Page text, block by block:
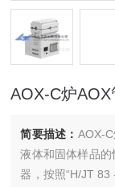
AOX-C炉
简要描述： AOX-
液体和固体样品
器，按照“H/JT